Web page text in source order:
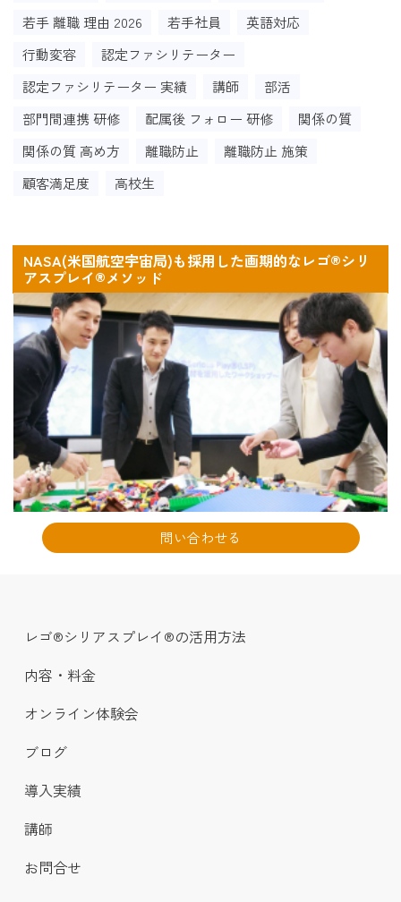
若手 離職 理由 2026
若手社員
英語対応
行動変容
認定ファシリテーター
認定ファシリテーター 実績
講師
部活
部門間連携 研修
配属後 フォロー 研修
関係の質
関係の質 高め方
離職防止
離職防止 施策
顧客満足度
高校生
NASA(米国航空宇宙局)も採用した画期的なレゴ®シリ
アスプレイ®メソッド
問い合わせる
レゴ®シリアスプレイ®の活用方法
内容・料金
オンライン体験会
ブログ
導入実績
講師
お問合せ